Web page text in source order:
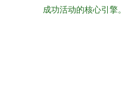
成功活动的核心引擎。